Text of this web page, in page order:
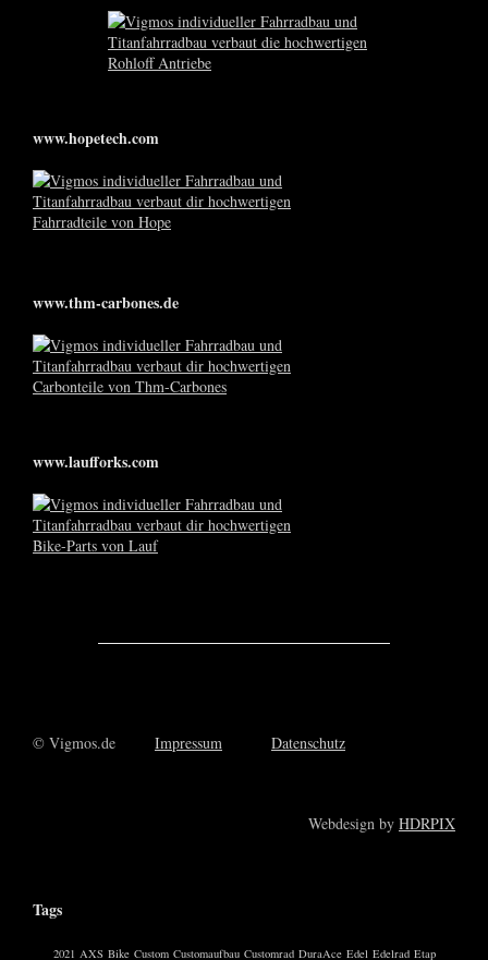
www.hopetech.com
www.thm-carbones.de
www.laufforks.com
© Vigmos.de Impressum Datenschutz
Webdesign by HDRPIX
Tags
2021 AXS Bike Custom Customaufbau Customrad DuraAce Edel Edelrad Etap